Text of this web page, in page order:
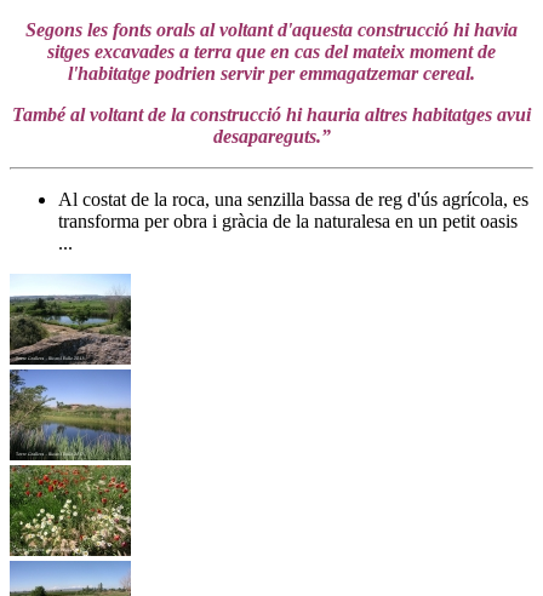
Segons les fonts orals al voltant d'aquesta construcció hi havia
sitges excavades a terra que en cas del mateix moment de
l'habitatge podrien servir per emmagatzemar cereal.
També al voltant de la construcció hi hauria altres habitatges avui
desapareguts.”
Al costat de la roca, una senzilla bassa de reg d'ús agrícola, es
transforma per obra i gràcia de la naturalesa en un petit oasis
...